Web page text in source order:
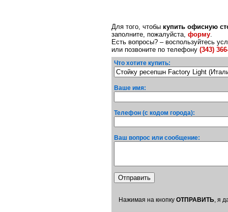
Для того, чтобы купить офисную
заполните, пожалуйста, форму.
Есть вопросы? – воспользуйтесь
или позвоните по телефону (343)
Что хотите купить:
Ваше имя:
Телефон (с кодом города):
Ваш вопрос или сообщение:
Нажимая на кнопку ОТПРАВИТЬ, я